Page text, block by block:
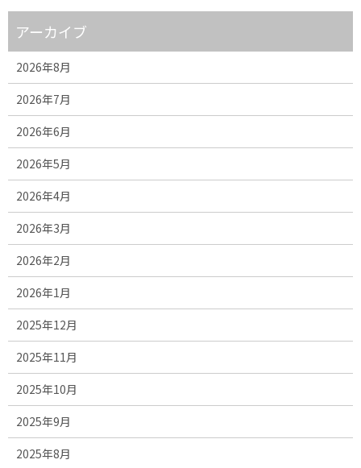
アーカイブ
2026年8月
2026年7月
2026年6月
2026年5月
2026年4月
2026年3月
2026年2月
2026年1月
2025年12月
2025年11月
2025年10月
2025年9月
2025年8月